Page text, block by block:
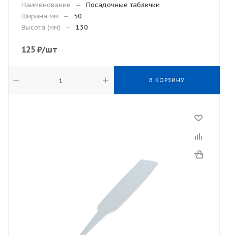
Наименование
—
Посадочные таблички
Ширина мм
—
50
Высота (мм)
— 130
125 ₽/шт
В КОРЗИНУ